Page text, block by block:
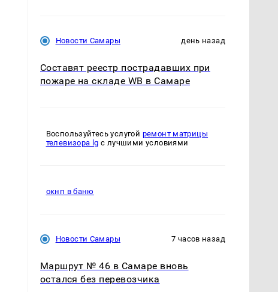
Новости Самары день назад
Составят реестр пострадавших при
пожаре на складе WB в Самаре
Воспользуйтесь услугой ремонт матрицы
телевизора lg с лучшими условиями
окнп в баню
Новости Самары 7 часов назад
Маршрут № 46 в Самаре вновь
остался без перевозчика